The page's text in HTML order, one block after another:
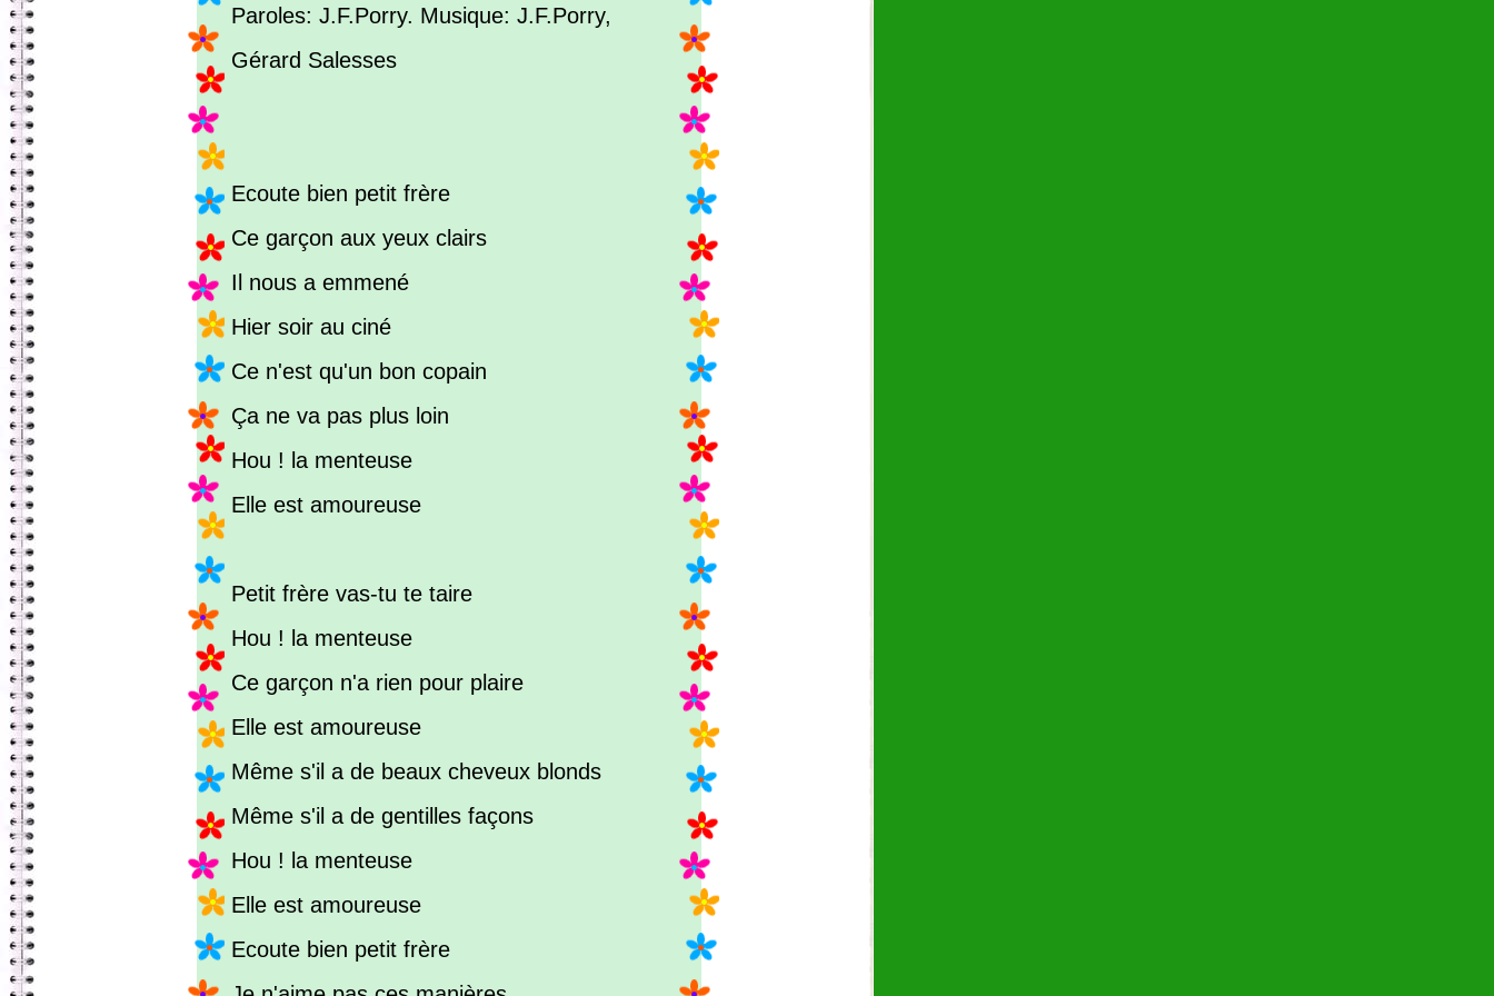
Paroles: J.F.Porry. Musique: J.F.Porry,
Gérard Salesses
Ecoute bien petit frère
Ce garçon aux yeux clairs
Il nous a emmené
Hier soir au ciné
Ce n'est qu'un bon copain
Ça ne va pas plus loin
Hou ! la menteuse
Elle est amoureuse
Petit frère vas-tu te taire
Hou ! la menteuse
Ce garçon n'a rien pour plaire
Elle est amoureuse
Même s'il a de beaux cheveux blonds
Même s'il a de gentilles façons
Hou ! la menteuse
Elle est amoureuse
Ecoute bien petit frère